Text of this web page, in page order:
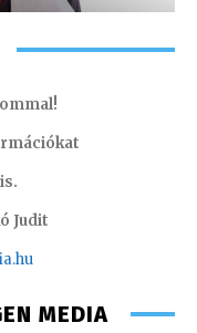
Judit
MEDIA